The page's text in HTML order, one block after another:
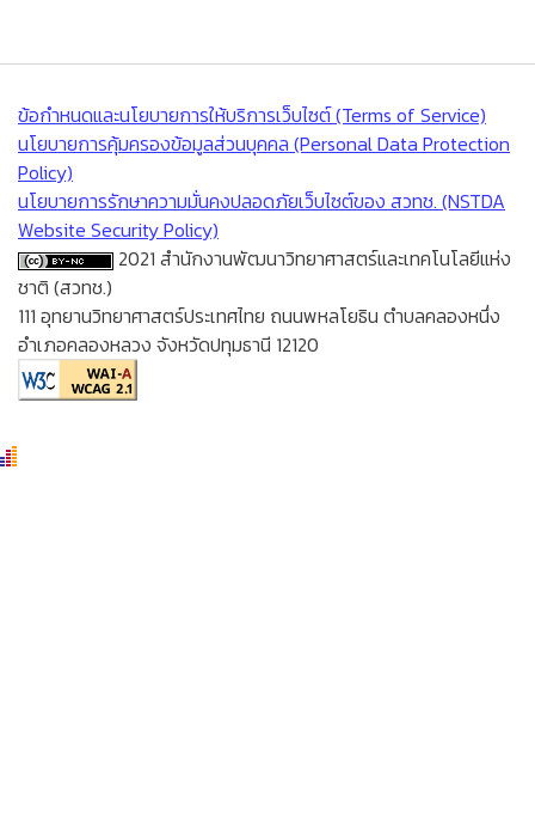
ข้อกำหนดและนโยบายการให้บริการเว็บไซต์ (Terms of Service)
นโยบายการคุ้มครองข้อมูลส่วนบุคคล (Personal Data Protection
Policy)
นโยบายการรักษาความมั่นคงปลอดภัยเว็บไซต์ของ สวทช. (NSTDA
Website Security Policy)
2021 สำนักงานพัฒนาวิทยาศาสตร์และเทคโนโลยีแห่ง
ชาติ (สวทช.)
111 อุทยานวิทยาศาสตร์ประเทศไทย ถนนพหลโยธิน ตำบลคลองหนึ่ง
อำเภอคลองหลวง จังหวัดปทุมธานี 12120